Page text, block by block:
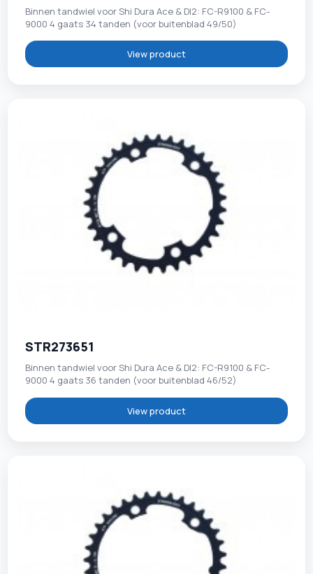
Binnen tandwiel voor Shi Dura Ace & DI2: FC-R9100 & FC-
9000 4 gaats 34 tanden (voor buitenblad 49/50)
View product
STR273651
Binnen tandwiel voor Shi Dura Ace & DI2: FC-R9100 & FC-
9000 4 gaats 36 tanden (voor buitenblad 46/52)
View product